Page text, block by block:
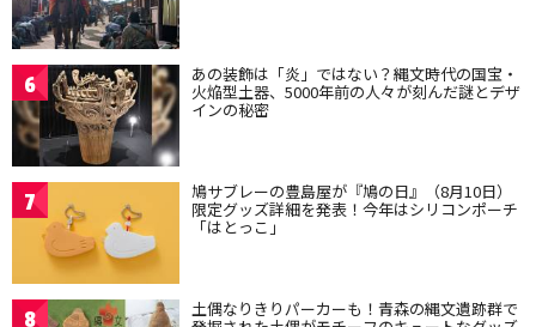
6 あの装飾は「炎」ではない？縄文時代の国宝・
火焔型土器、5000年前の人々が刻んだ謎とデザ
インの秘密
7 鳩サブレーの豊島屋が『鳩の日』（8月10日）
限定グッズ詳細を発表！今年はシリコンポーチ
「はとっこ」
8 土偶なりきりパーカーも！青森の縄文遺跡群で